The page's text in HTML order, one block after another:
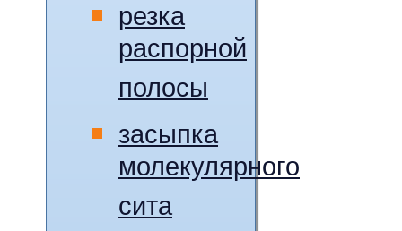
резка
распорной
полосы
засыпка
молекулярного
сита